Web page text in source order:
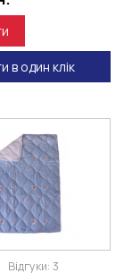
в один клік
Відгуки: 3